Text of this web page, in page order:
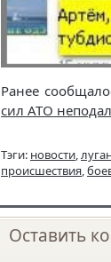
Ранее
сил АТО
Тэги: новости,
происшествия,
Оставить